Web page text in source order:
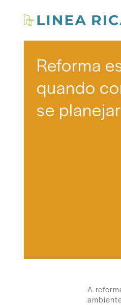
Reforma
quando
se
A